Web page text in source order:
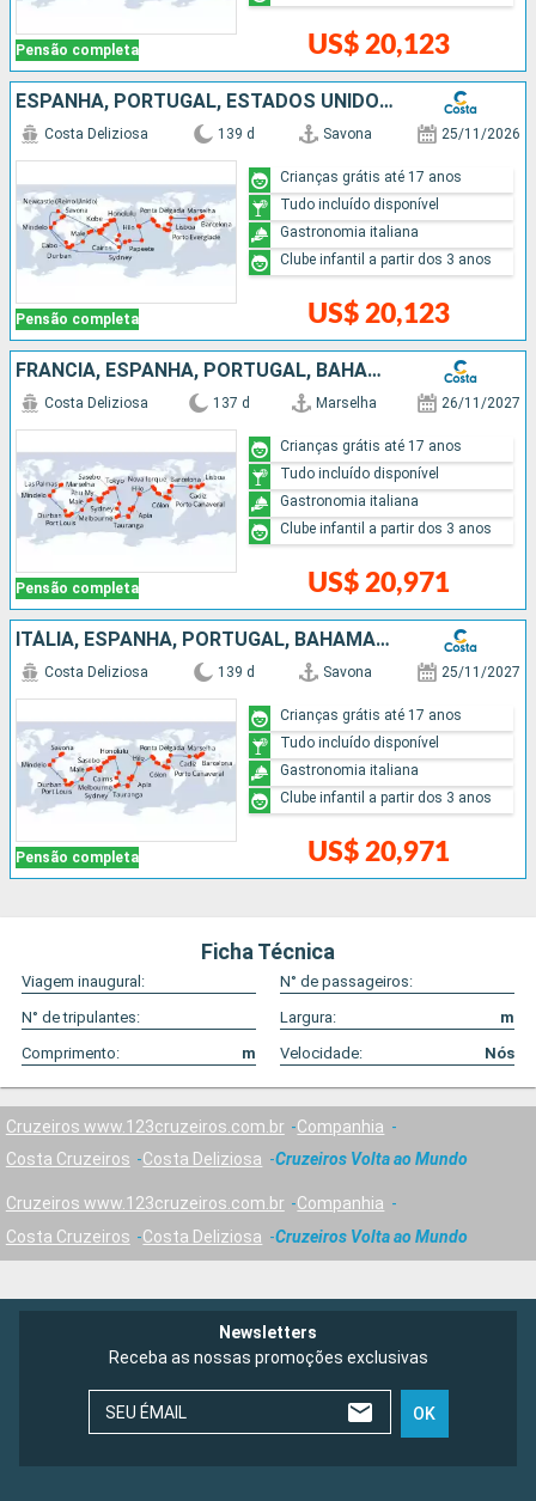
Pensão completa US$ 20,123
ESPANHA, PORTUGAL, ESTADOS UNIDOS, BAHAMAS, PANAMÁ, COSTA RICA, GUATEMALA, MÉXICO, FRANCIA, FIDJI (ILHAS), NOVA CALEDÔNIA, AUSTRÁLIA, PAPUA NOVA GUINÉ, JAPÃO, TAIWAN, CHINA, VITENÃ, TAILÃNDIA, SINGAPU
Pensão completa
Costa Deliziosa 139 d Savona 25/11/2026
US$ 20,123
Crianças grátis até 17 anos
Tudo incluído disponível
Gastronomia italiana
Clube infantil a partir dos 3 anos
FRANCIA, ESPANHA, PORTUGAL, BAHAMAS, PANAMÁ, COSTA RICA, GUATEMALA, MÉXICO, ESTADOS UNIDOS, SAMOA, FIDJI (ILHAS), TONGA, NOVA ZELÂNDIA, AUSTRÁLIA, PAPUA NOVA GUINÉ, JAPÃO, TAIWAN, CHINA, VITENÃ, SINGA
Pensão completa
Costa Deliziosa 137 d Marselha 26/11/2027
US$ 20,971
Crianças grátis até 17 anos
Tudo incluído disponível
Gastronomia italiana
Clube infantil a partir dos 3 anos
ITÁLIA, ESPANHA, PORTUGAL, BAHAMAS, PANAMÁ, COSTA RICA, GUATEMALA, MÉXICO, ESTADOS UNIDOS, SAMOA, FIDJI (ILHAS), TONGA, NOVA ZELÂNDIA, AUSTRÁLIA, PAPUA NOVA GUINÉ, JAPÃO, TAIWAN, CHINA, VITENÃ, SINGAP
Pensão completa
Costa Deliziosa 139 d Savona 25/11/2027
US$ 20,971
Crianças grátis até 17 anos
Tudo incluído disponível
Gastronomia italiana
Clube infantil a partir dos 3 anos
Ficha Técnica
Viagem inaugural:
N° de passageiros:
N° de tripulantes:
Largura:
m
Comprimento:
m Velocidade: Nós
Cruzeiros www.123cruzeiros.com.br
Companhia
Costa Cruzeiros
Costa Deliziosa Cruzeiros Volta ao Mundo
Cruzeiros www.123cruzeiros.com.br
Companhia
Costa Cruzeiros
Costa Deliziosa Cruzeiros Volta ao Mundo
Newsletters
Receba as nossas promoções exclusivas
SEU ÉMAIL OK